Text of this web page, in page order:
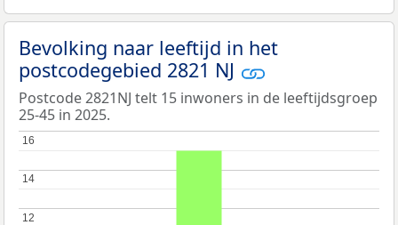
Bevolking naar leeftijd in het
postcodegebied 2821 NJ
Postcode 2821NJ telt 15 inwoners in de leeftijdsgroep
25-45 in 2025.
12
12
14
14
16
16